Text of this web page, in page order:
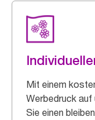
Mit einem
Werbedruck
Sie einen